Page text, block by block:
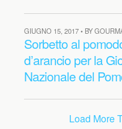
GIUGNO 15, 2017 • BY
Sorbetto al
d’arancio per la
Nazionale del
Load More